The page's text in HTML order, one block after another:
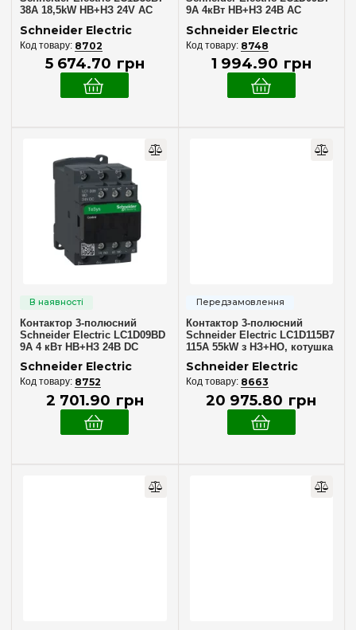
38A 18,5kW НВ+НЗ 24V AC
Schneider Electric
8702
5 674.70 грн
9А 4кВт НВ+НЗ 24В AC
Schneider Electric
8748
1 994.90 грн
Контактор 3-полюсний
Schneider Electric LC1D09BD
9А 4 кВт НВ+НЗ 24В DC
гвинтовий затиск
Schneider Electric
8752
2 701.90 грн
Контактор 3-полюсний
Schneider Electric LC1D115B7
115A 55kW з НЗ+НО, котушка
24V AC, гвинтовий затиск
Schneider Electric
8663
20 975.80 грн